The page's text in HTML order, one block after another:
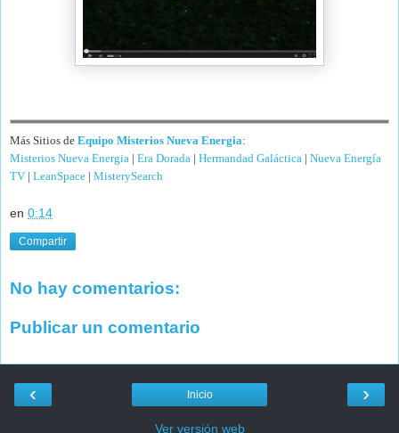
Más Sitios de Equipo Misterios Nueva Energia:
Misterios Nueva Energia | Era Dorada | Hermandad Galáctica | Nueva Energía
TV | LeanSpace | MisterySearch
en 0:14
Compartir
No hay comentarios:
Publicar un comentario
‹ ›
Inicio
Ver versión web